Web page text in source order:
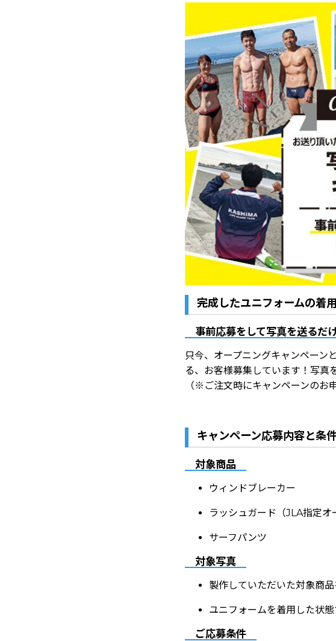
完成したユニフォームの着
事前応募をして写真を送るだ
只今、オープニングキャンペーン
る、お客様募集しています！写真
（※ご注文時にキャンペーンのお
キャンペーン応募内容と条
対象商品
ウィンドブレーカー
ラッシュガード（JLA指定オ
サーフパンツ
対象写真
製作していただいた対象商
ユニフォームを着用した状
ご応募条件